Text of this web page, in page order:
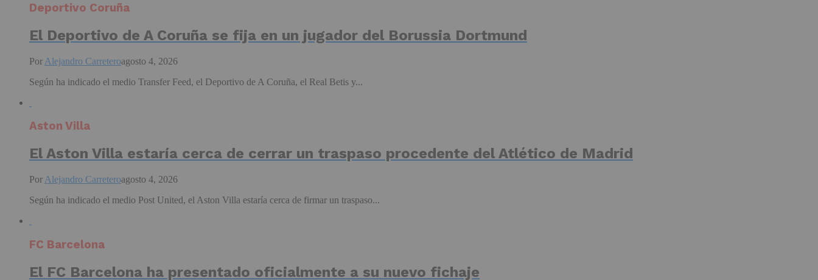
Deportivo Coruña
El Deportivo de A Coruña se fija en un jugador del Borussia Dortmund
Por Alejandro Carreteroagosto 4, 2026
Según ha indicado el medio Transfer Feed, el Deportivo de A Coruña, el Real Betis y...
Aston Villa
El Aston Villa estaría cerca de cerrar un traspaso procedente del Atlético de Madrid
Por Alejandro Carreteroagosto 4, 2026
Según ha indicado el medio Post United, el Aston Villa estaría cerca de firmar un traspaso...
FC Barcelona
El FC Barcelona ha presentado oficialmente a su nuevo fichaje